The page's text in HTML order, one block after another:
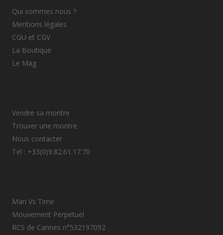
Qui sommes nous ?
Mentions légales
CGU et CGV
La Boutique
Le Mag
Vendre sa montre
Trouver une montre
Nous contacter
Tel : +33(0)9.82.61.17.70
Man Vs Time
Mouvement Perpetuel
RCS de Cannes n°532197092